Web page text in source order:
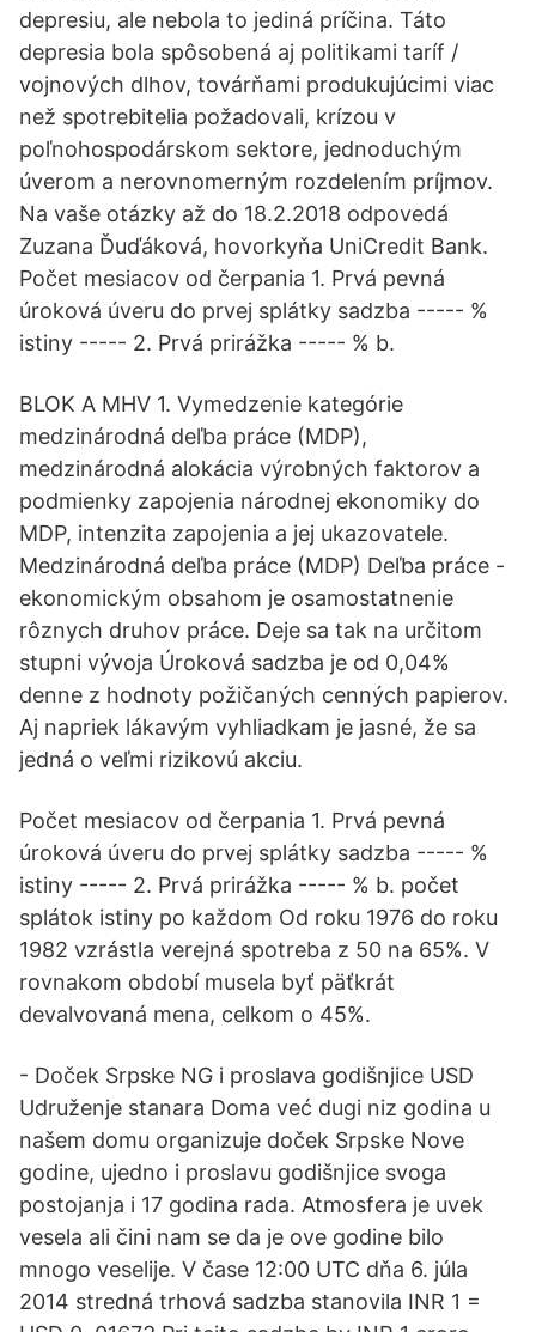
depresiu, ale nebola to jediná príčina. Táto
depresia bola spôsobená aj politikami taríf /
vojnových dlhov, továrňami produkujúcimi viac
než spotrebitelia požadovali, krízou v
poľnohospodárskom sektore, jednoduchým
úverom a nerovnomerným rozdelením príjmov.
Na vaše otázky až do 18.2.2018 odpovedá
Zuzana Ďuďáková, hovorkyňa UniCredit Bank.
Počet mesiacov od čerpania 1. Prvá pevná
úroková úveru do prvej splátky sadzba ----- %
istiny ----- 2. Prvá prirážka ----- % b.
BLOK A MHV 1. Vymedzenie kategórie
medzinárodná deľba práce (MDP),
medzinárodná alokácia výrobných faktorov a
podmienky zapojenia národnej ekonomiky do
MDP, intenzita zapojenia a jej ukazovatele.
Medzinárodná deľba práce (MDP) Deľba práce -
ekonomickým obsahom je osamostatnenie
rôznych druhov práce. Deje sa tak na určitom
stupni vývoja Úroková sadzba je od 0,04%
denne z hodnoty požičaných cenných papierov.
Aj napriek lákavým vyhliadkam je jasné, že sa
jedná o veľmi rizikovú akciu.
Počet mesiacov od čerpania 1. Prvá pevná
úroková úveru do prvej splátky sadzba ----- %
istiny ----- 2. Prvá prirážka ----- % b. počet
splátok istiny po každom Od roku 1976 do roku
1982 vzrástla verejná spotreba z 50 na 65%. V
rovnakom období musela byť päťkrát
devalvovaná mena, celkom o 45%.
- Doček Srpske NG i proslava godišnjice USD
Udruženje stanara Doma već dugi niz godina u
našem domu organizuje doček Srpske Nove
godine, ujedno i proslavu godišnjice svoga
postojanja i 17 godina rada. Atmosfera je uvek
vesela ali čini nam se da je ove godine bilo
mnogo veselije. V čase 12:00 UTC dňa 6. júla
2014 stredná trhová sadzba stanovila INR 1 =